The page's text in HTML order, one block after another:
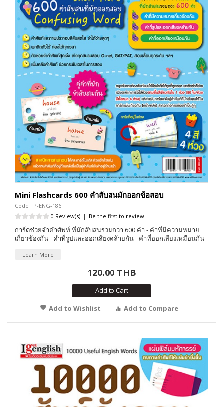
Mini Flashcards 600 คำสับสนมักออกข้อสอบ
Code : P-ENG-186
0 Review(s) | Be the first to review
การ์ดช่วยจำคำศัพท์ ที่มักสับสนรวมกว่า 600 คำ - คำที่มีความหมาย
เกี่ยวข้องกัน - คำที่รูปและออกเสียงคล้ายกัน - คำที่ออกเสียงเหมือนกัน
Learn More
120.00 THB
Add to Cart
Add to Wishlist
Add to Compare